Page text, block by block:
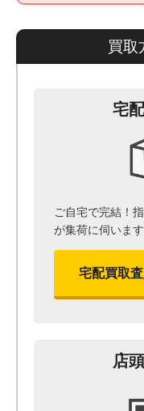
買取
宅
ご自宅で完結！
が集荷に伺います
宅配買取
店